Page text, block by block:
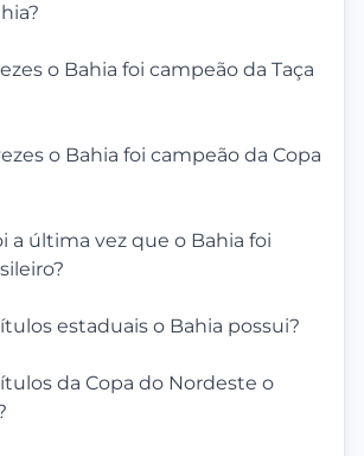
o Bahia foi campeão da Taça
o Bahia foi campeão da Copa
a última vez que o Bahia foi
estaduais o Bahia possui?
da Copa do Nordeste o